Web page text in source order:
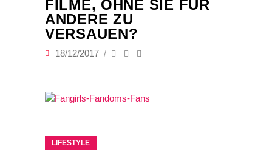
FILME, OHNE SIE FÜR
ANDERE ZU
VERSAUEN?
18/12/2017
LIFESTYLE